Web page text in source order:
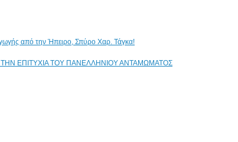
από την Ήπειρο, Σπύρο Χαρ. Τάγκα!
ΕΠΙΤΥΧΙΑ ΤΟΥ ΠΑΝΕΛΛΗΝΙΟΥ ΑΝΤΑΜΩΜΑΤΟΣ